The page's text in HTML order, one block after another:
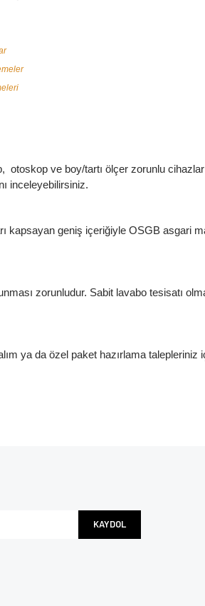
ve boy/tartı ölçer zorunlu
inceleyebilirsiniz.
kapsayan geniş içeriğiyle OSGB asgari
zorunludur. Sabit lavabo tesisatı
ya da özel paket hazırlama talepleriniz
KAYDOL